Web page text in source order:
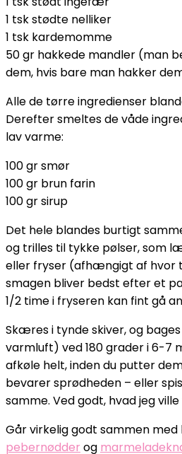
1 tsk stødte nelliker
1 tsk kardemomme
50 gr hakkede mandler (man
dem, hvis bare man hakker
Alle de tørre ingredienser
Derefter smeltes de våde
lav varme:
100 gr smør
100 gr brun farin
100 gr sirup
Det hele blandes burtigt
og trilles til tykke pølser, som
eller fryser (afhængigt af hvor
smagen bliver bedst efter et
1/2 time i fryseren kan fint gå
Skæres i tynde skiver, og
varmluft) ved 180 grader i 6-7
afkøle helt, inden du putter
bevarer sprødheden – eller
samme. Ved godt, hvad jeg
Går virkelig godt sammen med
pebernødder og